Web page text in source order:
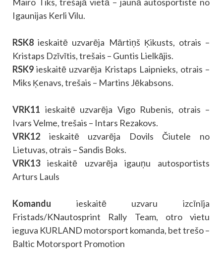
Igaunijas Kerli Vilu.
RSK8 ieskaitē uzvarēja Mārtiņš Ķikusts, otrais –
Kristaps Dzīvītis, trešais – Guntis Lielkājis.
RSK9 ieskaitē uzvarēja Kristaps Laipnieks, otrais –
Miks Ķenavs, trešais – Martins Jēkabsons.
VRK11 ieskaitē uzvarēja Vigo Rubenis, otrais –
Ivars Velme, trešais – Intars Rezakovs.
VRK12 ieskaitē uzvarēja Dovils Čiutele no
Lietuvas, otrais – Sandis Boks.
VRK13ieskaitē uzvarēja igauņu autosportists
Arturs Lauls
Komandu ieskaitē uzvaru izcīnīja
Fristads/KNautosprint Rally Team, otro vietu
ieguva KURLAND motorsport komanda, bet trešo –
Baltic Motorsport Promotion